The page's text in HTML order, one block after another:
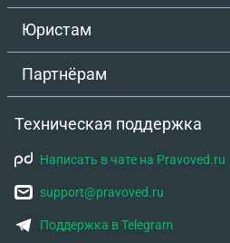
Юристам
Партнёрам
Техническая поддержка
Написать в чате на Pravoved.ru
support@pravoved.ru
Поддержка в Telegram